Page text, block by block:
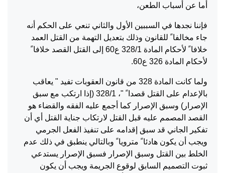
أما عن أسباب الطعن،
فإننا نجدها في السببين الأول والثاني تنعي على الحكم أنه
جاء مخالفا ً للقانون وذلك بتعديل التهمة من القتل العمد
خلافا ً لأحكام المادة 328/1 ع60 إلى القتل القصد خلافا ً
لأحكام المادة 326 ع60.
ولما كانت المادة 328 من قانون العقوبات تفيد " يعاقب
بالإعدام على القتل قصدا ً "، 328/1 (إذا ارتكب مع سبق
الإصرار) وسبق الإصرار كما أجمع عليه الفقه والقضاء هو
القصد المصمم عليه قبل القتل لارتكاب جناية القتل أي أن
تفكير الجاني قد سبق إقدامه على تنفيذ الفعل الجرمي
ويجب أن يكون هادئا ً مترويا ً وبالتالي ينطبق في ذلك عدم
الخلط بين القتل وسبق الإصرار فسبق الإصرار يستدعي
ثبوت التصميم السابق لوقوع الجريمة ويجب أن يكون